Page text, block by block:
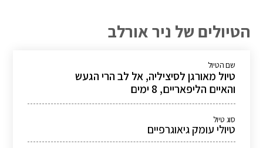
הטיולים של ניר אורלב
שם הטיול
טיול מאורגן לסיציליה, אל לב הרי הגעש
והאיים הליפאריים, 8 ימים
סוג טיול
טיולי עומק גיאוגרפיים